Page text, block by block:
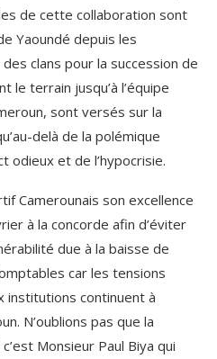
de cette collaboration sont
Yaoundé depuis les
clans pour la succession de
le terrain jusqu’à l’équipe
sont versés sur la
delà de la polémique
odieux et de l’hypocrisie.
Camerounais son excellence
à la concorde afin d’éviter
due à la baisse de
car les tensions
continuent à
N’oublions pas que la
Monsieur Paul Biya qui